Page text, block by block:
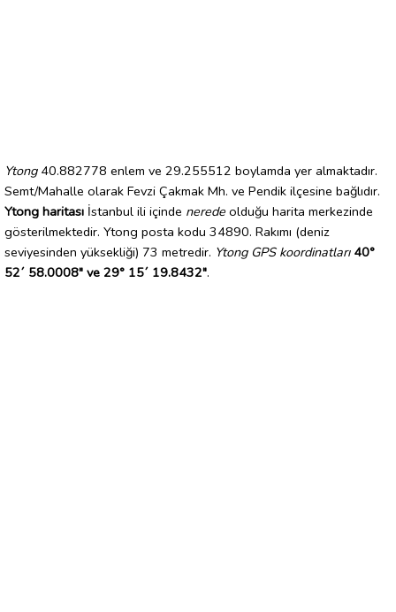
Ytong40.882778 enlem ve 29.255512 boylamda yer almaktadır.
Semt/Mahalle olarak Fevzi Çakmak Mh. ve Pendik ilçesine bağlıdır.
Ytong haritası İstanbul ili içinde nerede olduğu harita merkezinde
gösterilmektedir. Ytong posta kodu 34890. Rakımı (deniz
seviyesinden yüksekliği) 73 metredir. Ytong GPS koordinatları 40°
52´ 58.0008" ve 29° 15´ 19.8432".